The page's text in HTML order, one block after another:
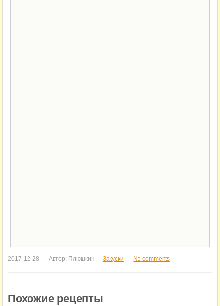
2017-12-28 Автор: Плюшкин Закуски No comments
Похожие рецепты